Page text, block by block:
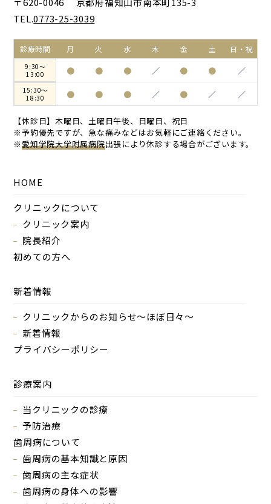
TEL.0773-25-3039
診療時間 月 火 水 木 金 土 日・祝
9:30～
13:00
● ● ● ／ ● ● ／
15:30～
18:30
● ● ● ／ ● ／ ／
【休診日】木曜日、土曜日午後、日曜日、祝日
※予約優先ですが、急な痛みなどはお気軽にご連絡ください。
※愛知学院大学附属病院出張により休診する場合がございます。
HOME
クリニックについて
クリニック案内
院長紹介
初めての方へ
新着情報
クリニックからのお知らせ～ほぼ日々～
新着情報
プライバシーポリシー
診療案内
当クリニックの診療
予防治療
歯周病について
歯周病の基本知識と原因
歯周病の主な症状
歯周病の身体への影響